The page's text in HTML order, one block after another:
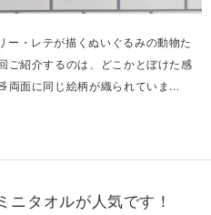
ー・レテが描くぬいぐるみの動物た
ご紹介するのは、どこかとぼけた感
両面に同じ絵柄が織られていま...
ニタオルが人気です！